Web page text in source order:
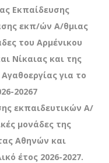
Εκπαίδευσης
εκπ/ών Α/θμιας
του Αρμένικου
Νίκαιας και της
για το
20267
εκπαιδευτικών Α/
μονάδες της
Αθηνών και
έτος 2026-2027.